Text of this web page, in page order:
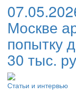
Москве
попытку
30 тыс.
Статьи и интервью